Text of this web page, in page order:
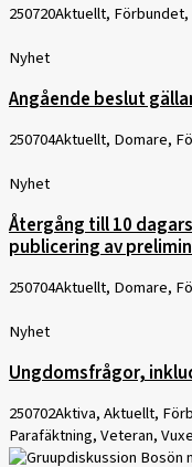
250720Aktuellt,
Nyhet
Angående beslut
250704Aktuellt, Domare,
Nyhet
Återgång till 10
publicering av
250704Aktuellt, Domare,
Nyhet
Ungdomsfrågor,
250702Aktiva, Aktuellt,
Parafäktning, Veteran,